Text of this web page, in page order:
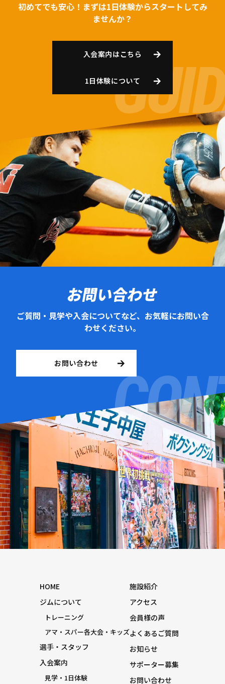
初めてでも安心！まずは1日体験からスタートしてみ
ませんか？
入会案内はこちら
1日体験について
お問い合わせ
ご質問・見学や入会についてなど、お気軽にお問い合
わせください。
お問い合わせ
HOME
ジムについて
トレーニング
アマ・スパー各大会・キッズ
選手・スタッフ
入会案内
見学・1日体験
施設紹介
アクセス
会員様の声
よくあるご質問
お知らせ
サポーター募集
お問い合わせ